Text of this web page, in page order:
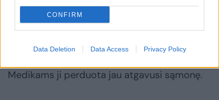
CONFIRM
Data Deletion Data Access Privacy Policy
Iki greitosios medikų atvykimo, sąmonę
praradusią plungiškę gaivino ugniagesiai
gelbėtojai ir policininkai.
Medikams ji perduota jau atgavusi sąmonę.